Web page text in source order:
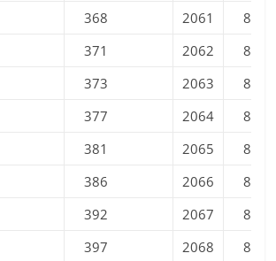
368 2061
810
371 2062
812
373 2063
814
377 2064
816
381 2065
818
386 2066
820
392 2067
822
397 2068
824